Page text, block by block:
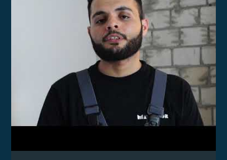
Datenschutzerklärungenvon Google.